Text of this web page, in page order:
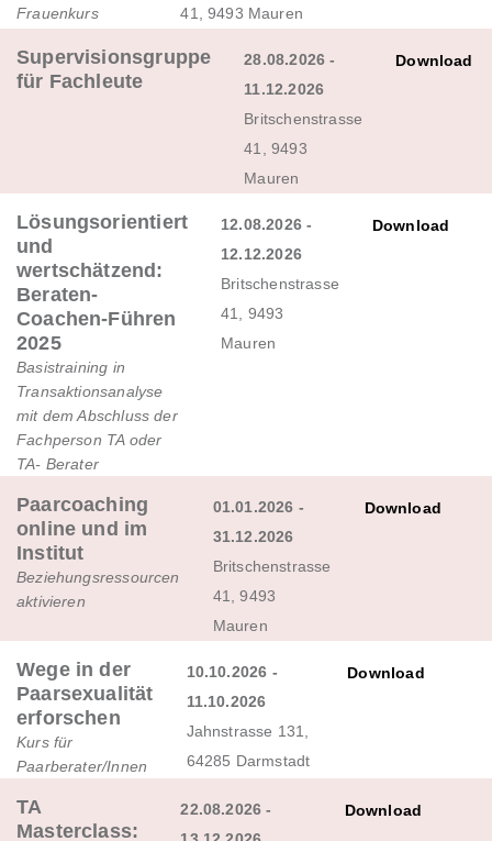
Frauenkurs
41, 9493 Mauren
Supervisionsgruppe
für Fachleute
28.08.2026 -
11.12.2026
Britschenstrasse
41, 9493
Mauren
Download
Lösungsorientiert
und
wertschätzend:
Beraten-
Coachen-Führen
2025
Basistraining in
Transaktionsanalyse
mit dem Abschluss der
Fachperson TA oder
TA- Berater
12.08.2026 -
12.12.2026
Britschenstrasse
41, 9493
Mauren
Download
Paarcoaching
online und im
Institut
Beziehungsressourcen
aktivieren
01.01.2026 -
31.12.2026
Britschenstrasse
41, 9493
Mauren
Download
Wege in der
Paarsexualität
erforschen
Kurs für
Paarberater/Innen
10.10.2026 -
11.10.2026
Jahnstrasse 131,
64285 Darmstadt
Download
TA
Masterclass:
22.08.2026 -
Download